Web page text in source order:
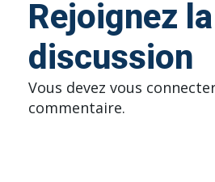
Rejoignez la
discussion
Vous devez vous
commentaire.